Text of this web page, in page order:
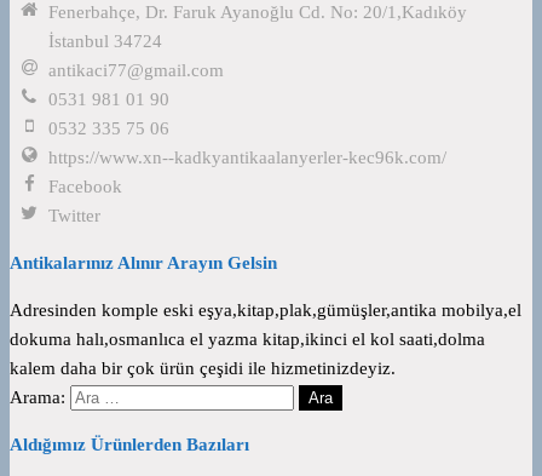
Fenerbahçe, Dr. Faruk Ayanoğlu Cd. No: 20/1,Kadıköy
İstanbul 34724
antikaci77@gmail.com
0531 981 01 90
0532 335 75 06
https://www.xn--kadkyantikaalanyerler-kec96k.com/
Facebook
Twitter
Antikalarınız Alınır Arayın Gelsin
Adresinden komple eski eşya,kitap,plak,gümüşler,antika mobilya,el
dokuma halı,osmanlıca el yazma kitap,ikinci el kol saati,dolma
kalem daha bir çok ürün çeşidi ile hizmetinizdeyiz.
Arama:
Aldığımız Ürünlerden Bazıları